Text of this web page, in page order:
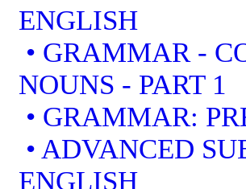
ENGLISH
• GRAMMAR -
NOUNS - PART 1
• GRAMMAR:
• ADVANCED
ENGLISH